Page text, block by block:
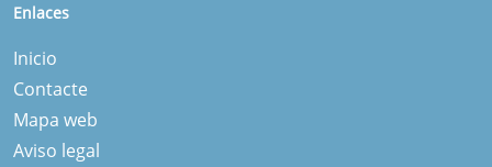
Enlaces
Inicio
Contacte
Mapa web
Aviso legal